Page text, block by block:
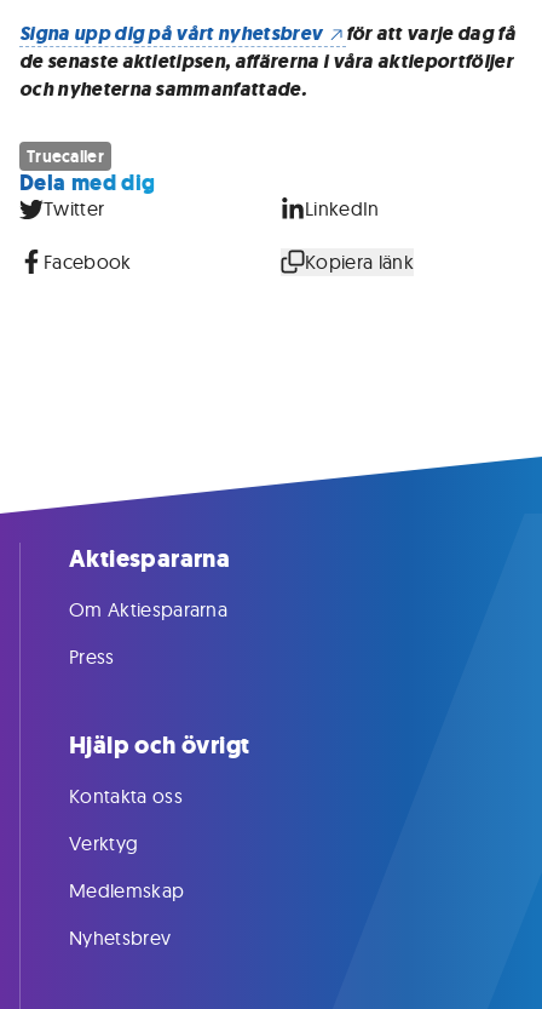
Signa upp dig på vårt nyhetsbrev
för att varje dag få
de senaste aktietipsen, affärerna i våra aktieportföljer
och nyheterna sammanfattade.
Truecaller
Dela med dig
Twitter LinkedIn
Facebook Kopiera länk
Aktiespararna
Om Aktiespararna
Press
Hjälp och övrigt
Kontakta oss
Verktyg
Medlemskap
Nyhetsbrev